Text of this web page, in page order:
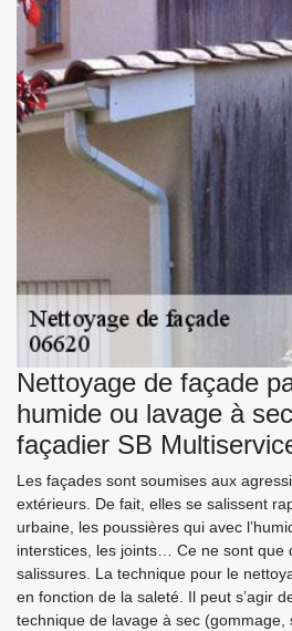
Nettoyage de façade
humide ou lavage à
façadier SB
Les façades sont soumises aux
extérieurs. De fait, elles se salissent
urbaine, les poussières qui avec
interstices, les joints… Ce ne sont que
salissures. La technique pour le
en fonction de la saleté. Il peut s’agir
technique de lavage à sec